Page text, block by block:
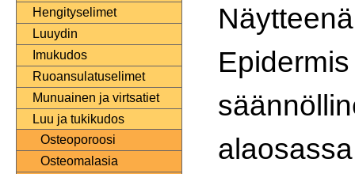
Hengityselimet
Luuydin
Imukudos
Ruoansulatuselimet
Munuainen ja virtsatiet
Luu ja tukikudos
Osteoporoosi
Osteomalasia